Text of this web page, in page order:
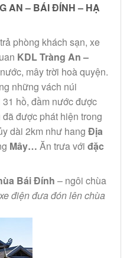
AN – BÁI ĐÍNH – HẠ
phòng khách sạn, xe
KDL Tràng An –
mây trời hoà quyện.
những vách núi
hồ, đầm nước được
được phát hiện trong
dài 2km như hang Địa
Mây… Ăn trưa với đặc
Bái Đính – ngôi chùa
điện đưa đón lên chùa